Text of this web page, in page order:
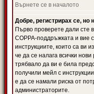
Върнете се в началото
Добре, регистрирах се, но
Първо проверете дали сте
COPPA-поддръжката и вие
инструкциите, които са ви
че да се налага всички
трябвало да ви е била
получили мейл с
е да се намали риска от
администраторите.